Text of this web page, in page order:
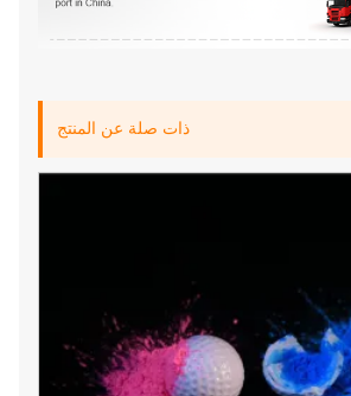
ذات صلة عن المنتج